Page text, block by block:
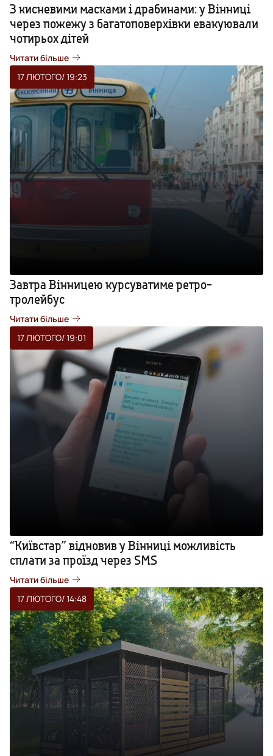
З кисневими масками і драбинами: у Вінниці
через пожежу з багатоповерхівки евакуювали
чотирьох дітей
Читати більше
17 ЛЮТОГО/ 19:23
Завтра Вінницею курсуватиме ретро-
тролейбус
Читати більше
17 ЛЮТОГО/ 19:01
“Київстар” відновив у Вінниці можливість
сплати за проїзд через SMS
Читати більше
17 ЛЮТОГО/ 14:48